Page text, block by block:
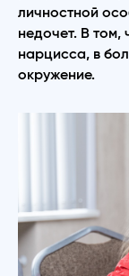
личностной
недочет. В том,
нарцисса, в
окружение.